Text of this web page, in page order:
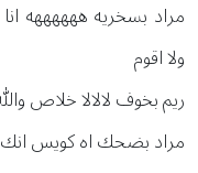
مراد بسخريه ههههههه
ولا اقوم
ريم بخوف لالالا خلاص
مراد بضحك اه كويس انك